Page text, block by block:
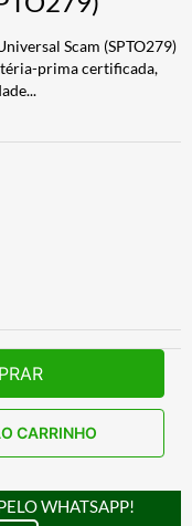
Scam (SPTO279)
prima certificada,
...
CARRINHO
WHATSAPP!